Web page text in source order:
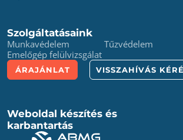
Szolgáltatásaink
Munkavédelem
Tűzvédelem
Emelőgép felülvizsgálat
ÁRAJÁNLAT VISSZAHÍVÁS
Weboldal készítés és
karbantartás